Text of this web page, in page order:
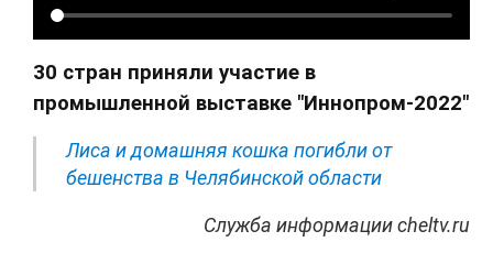
30 стран приняли участие в
промышленной выставке "Иннопром-2022"
Лиса и домашняя кошка погибли от
бешенства в Челябинской области
Служба информации cheltv.ru